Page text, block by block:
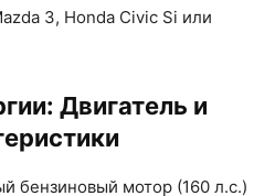
3, Honda Civic Si или
Двигатель и
бензиновый мотор (160 л.с.)